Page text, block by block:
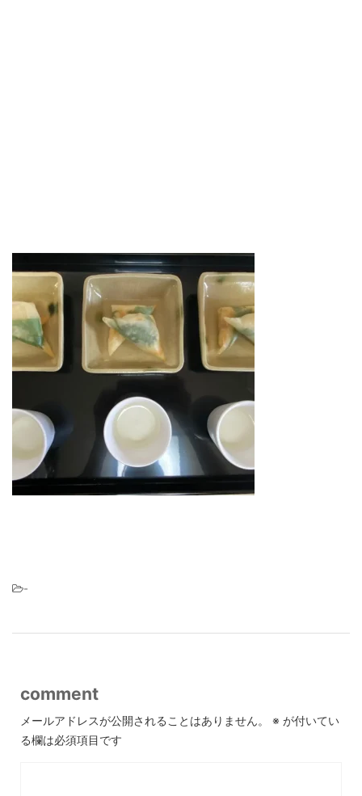
-
comment
メールアドレスが公開されることはありません。 ※ が付いてい
る欄は必須項目です